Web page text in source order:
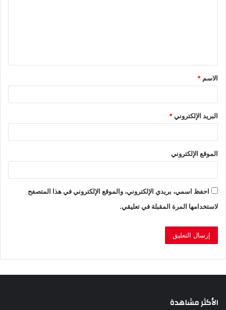
ق
*
الاسم *
البريد الإلكتروني*
الموقع الإلكتروني
احفظ اسمي، بريدي الإلكتروني، والموقع الإلكتروني في هذا المتصفح
لاستخدامها المرة المقبلة في تعليقي.
الأكثر مشاهدة